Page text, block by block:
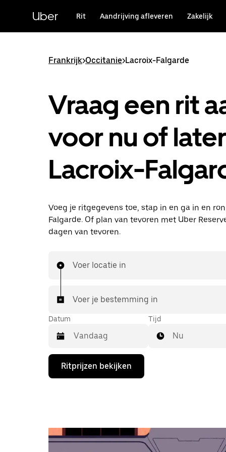
hoofdinhoudUber Rit Aandrijving afleveren Zakelijk
Frankrijk>Occitanie>Lacroix-Falgarde
Vraag een rit
voor nu of
Lacroix-
Voeg je ritgegevens toe, stap in en ga in en
Falgarde. Of plan van tevoren met Uber
dagen van tevoren.
Voer locatie in
Voer je bestemming in
Datum
Druk
de
te
openen
Tijd
Nu
Ritprijzen bekijken